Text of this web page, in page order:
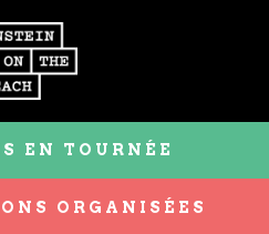
EN TOURNÉE
ORGANISÉES